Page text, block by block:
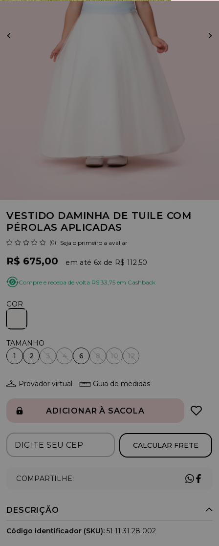
VESTIDO DAMINHA DE TUILE COM
PÉROLAS APLICADAS
(0) Seja o primeiro a avaliar
R$ 675,00 6x R$ 112,50
Compre e receba de volta R$ 33,75 em Cashback
COR
1 2 3 4 6 8 10 12
Provador virtual Guia de medidas
ADICIONAR À SACOLA
CALCULAR FRETE
COMPARTILHE:
DESCRIÇÃO
Código identificador (SKU): 51 11 31 28 002